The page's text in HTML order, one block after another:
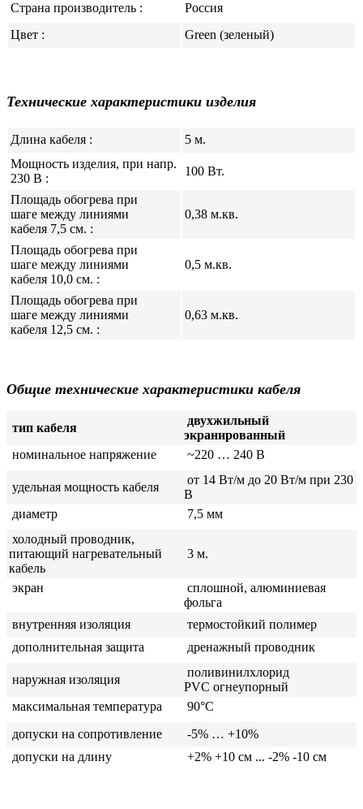
Страна производитель :
Россия
Цвет :
Green (зеленый)
Технические характеристики изделия
Длина кабеля :
5 м.
Мощность изделия, при напр.
230 В :
100 Вт.
Площадь обогрева при
шаге между линиями
кабеля 7,5 см. :
0,38 м.кв.
Площадь обогрева при
шаге между линиями
кабеля 10,0 см. :
0,5 м.кв.
Площадь обогрева при
шаге между линиями
кабеля 12,5 см. :
0,63 м.кв.
Общие технические характеристики кабеля
тип кабеля
двухжильный
экранированный
номинальное напряжение
~220 … 240 В
удельная мощность кабеля
от 14 Вт/м до 20 Вт/м при 230
В
диаметр
7,5 мм
холодный проводник,
питающий нагревательный
кабель
3 м.
экран
сплошной, алюминиевая
фольга
внутренняя изоляция
термостойкий полимер
дополнительная защита
дренажный проводник
наружная изоляция
поливинилхлорид
PVC огнеупорный
максимальная температура
90°C
допуски на сопротивление
-5% … +10%
допуски на длину
+2% +10 см ... -2% -10 см